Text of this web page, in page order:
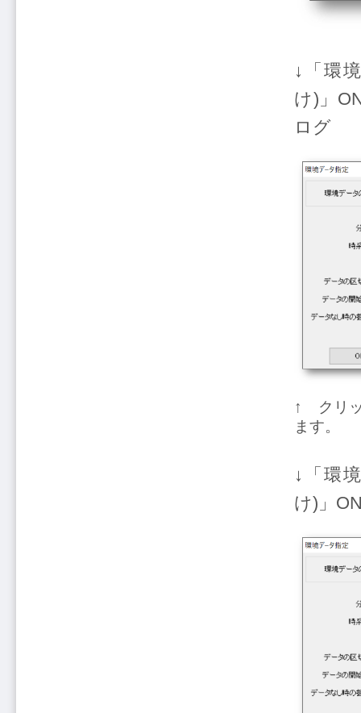
↓「環
け)」
ログ
↑ クリッ
ます。
↓「環
け)」